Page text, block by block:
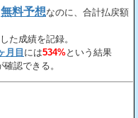
無料予想なのに、合計払戻額
た成績を記録。
月目 には534%という結果
認できる。